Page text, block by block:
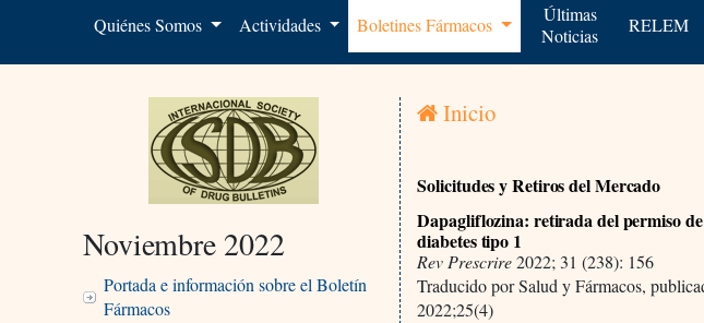
Quiénes Somos Actividades Boletines Fármacos
Últimas
Noticias
RELEM
Noviembre 2022
Portada e información sobre el Boletín
Fármacos
Inicio
Solicitudes y Retiros del Mercado
Dapagliflozina: retirada del permiso
diabetes tipo 1
Rev Prescrire2022; 31 (238): 156
Traducido por Salud y Fármacos,
2022;25(4)